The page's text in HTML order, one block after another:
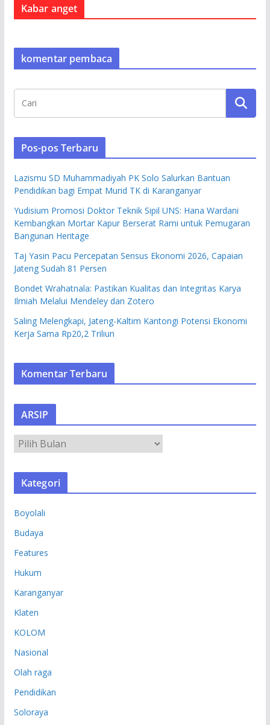
Kabar anget
komentar pembaca
Pos-pos Terbaru
Lazismu SD Muhammadiyah PK Solo Salurkan Bantuan
Pendidikan bagi Empat Murid TK di Karanganyar
Yudisium Promosi Doktor Teknik Sipil UNS: Hana Wardani
Kembangkan Mortar Kapur Berserat Rami untuk Pemugaran
Bangunan Heritage
Taj Yasin Pacu Percepatan Sensus Ekonomi 2026, Capaian
Jateng Sudah 81 Persen
Bondet Wrahatnala: Pastikan Kualitas dan Integritas Karya
Ilmiah Melalui Mendeley dan Zotero
Saling Melengkapi, Jateng-Kaltim Kantongi Potensi Ekonomi
Kerja Sama Rp20,2 Triliun
Komentar Terbaru
ARSIP
R
S
Kategori
Boyolali
Budaya
Features
Hukum
Karanganyar
Klaten
KOLOM
Nasional
Olah raga
Pendidikan
Soloraya